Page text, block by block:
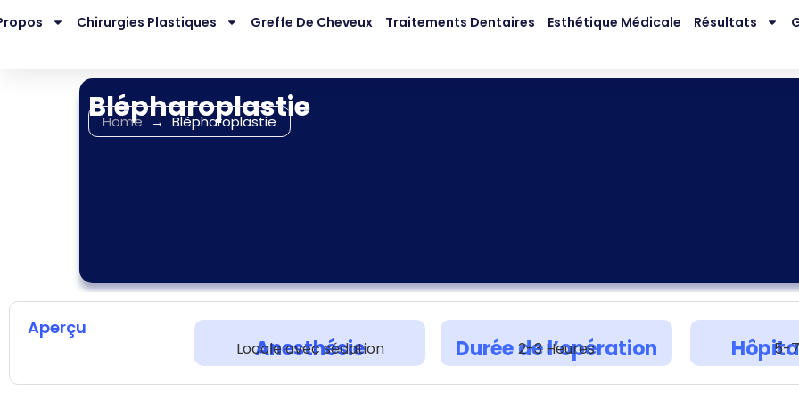
Chirurgies Plastiques Greffe De Cheveux Traitements Dentaires Esthétique Médicale Résultats
Blépharoplastie
Home → Blépharoplastie
Aperçu
Anesthésie
Locale avec sédation Durée de l’opération
2-3 Heures 5-